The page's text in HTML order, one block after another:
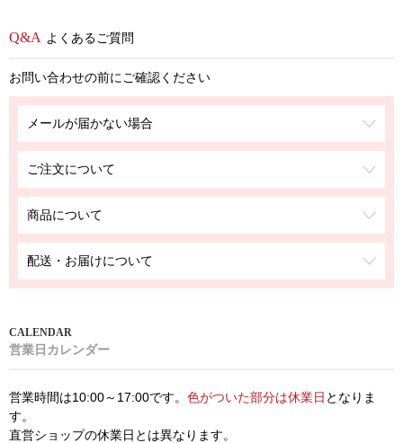
よくあるご質問
お問い合わせの前にご確認ください
メールが届かない場合
ご注文について
商品について
配送・お届けについて
営業日カレンダー
営業時間は10:00～17:00です。 色がついた部分は休業日 となりま
す。
直営ショップの休業日とは異なります。